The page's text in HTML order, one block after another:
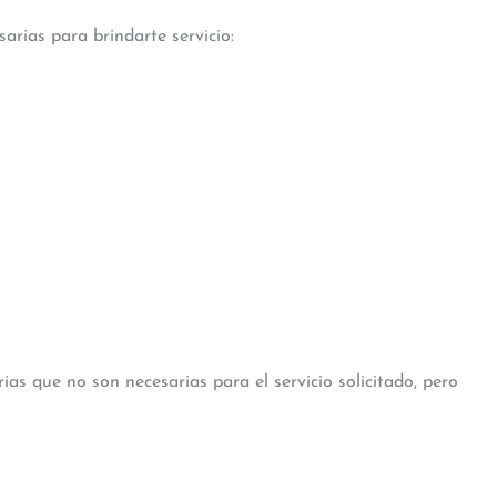
para brindarte servicio:
que no son necesarias para el servicio solicitado, pero